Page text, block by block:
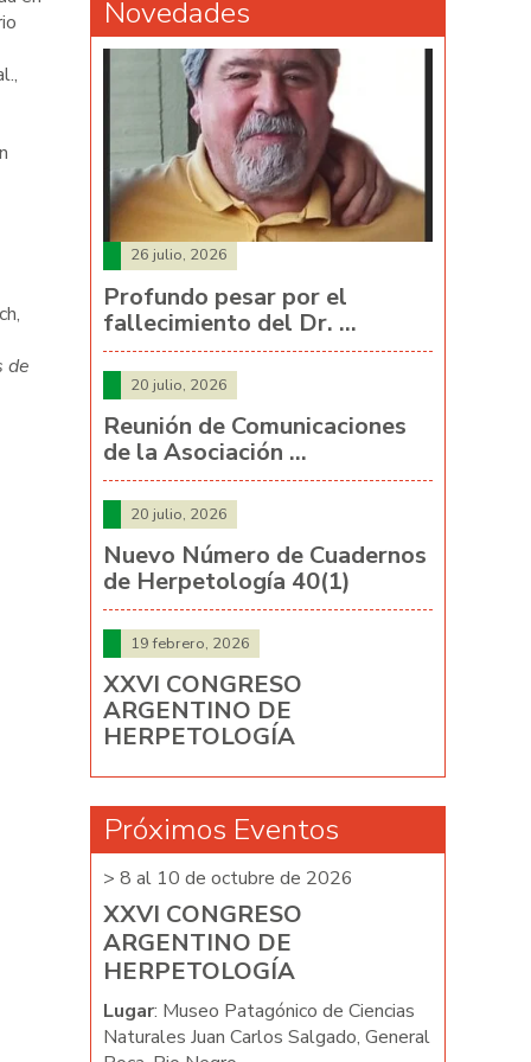
de
Novedades
26 julio, 2026
Profundo pesar por el
fallecimiento del Dr. …
20 julio, 2026
Reunión de Comunicaciones
de la Asociación …
20 julio, 2026
Nuevo Número de Cuadernos
de Herpetología 40(1)
19 febrero, 2026
XXVI CONGRESO
ARGENTINO DE
HERPETOLOGÍA
Próximos Eventos
> 8 al 10 de octubre de 2026
XXVI CONGRESO
ARGENTINO DE
HERPETOLOGÍA
Lugar: Museo Patagónico de Ciencias
Naturales Juan Carlos Salgado, General